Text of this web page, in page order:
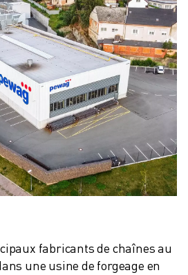
fabricants de chaînes au
une usine de forgeage en